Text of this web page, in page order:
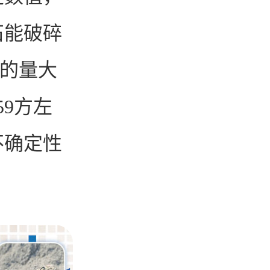
破碎
量大
方左
定性